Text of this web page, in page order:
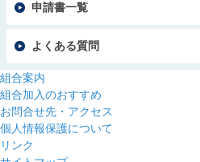
申請書一覧
よくある質問
組合案内
組合加入のおすすめ
お問合せ先・アクセス
個人情報保護について
リンク